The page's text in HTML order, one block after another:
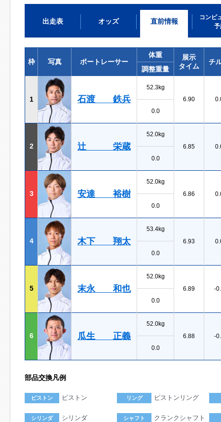
出走表 オッズ 直前情報
コンピ
予
枠 写真 ボートレーサー
体重
展示
タイム
チ
調整重量
1 石渡 鉄兵
52.3kg
6.90
0.0
2 辻 栄蔵
52.0kg
6.85
0.0
3 安達 裕樹
52.0kg
6.86
0.0
4 木下 翔太
53.4kg
6.93
0.0
5 末永 和也
52.0kg
6.89
-
0.0
6 瓜生 正義
52.0kg
6.88
-
0.0
部品交換凡例
ピストン ピストン リング ピストンリング
シリンダ シリンダ シャフト クランクシャフト